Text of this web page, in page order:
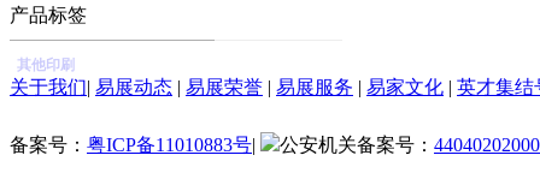
产品标签
其他印刷
关于我们 易展动态 易展荣誉 易展服务 易家文化 英才集结
备案号： 粤ICP备11010883号 公安机关备案号：